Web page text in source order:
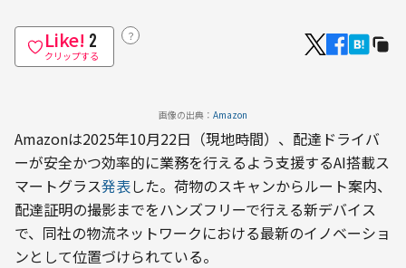
Like! 2
クリップする
？
画像の出典： Amazon
Amazonは2025年10月22日（現地時間）、配達ドライバ
ーが安全かつ効率的に業務を行えるよう支援するAI搭載ス
マートグラス発表した。荷物のスキャンからルート案内、
配達証明の撮影までをハンズフリーで行える新デバイス
で、同社の物流ネットワークにおける最新のイノベーショ
ンとして位置づけられている。